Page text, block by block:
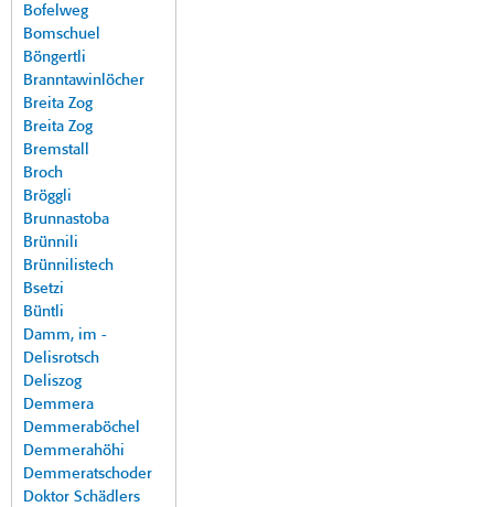
Bofelweg
Bomschuel
Böngertli
Branntawinlöcher
Breita Zog
Breita Zog
Bremstall
Broch
Bröggli
Brunnastoba
Brünnili
Brünnilistech
Bsetzi
Büntli
Damm, im -
Delisrotsch
Deliszog
Demmera
Demmeraböchel
Demmerahöhi
Demmeratschoder
Doktor Schädlers